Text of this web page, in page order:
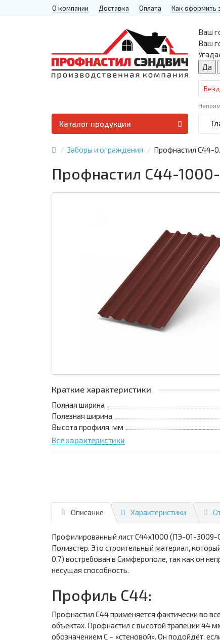
О компании Доставка Оплата Как оформить
Ваш
Ваш
Каталог продукции
Заборы и ограждения Профнастил С44-
Профнастил С44-
Краткие характеристики
Полная ширина
Полезная ширина
Высота профиля, мм
Все характеристики
Описание Характеристики
Профилированный лист С44х1000 (ПЭ-01-3009-
Полиэстер. Это строительный материал,
0.7) востребован в Симферополе, так как он
несущая способность.
Профиль С44:
Профнастил С44 применяется фактически во
объектах. Профнастил с высотой трапеции 44
обозначением С – «стеновой». Он подойдёт,